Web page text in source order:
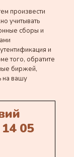
произвести
учитывать
сборы и
и
того, обратите
биржей,
на вашу
05